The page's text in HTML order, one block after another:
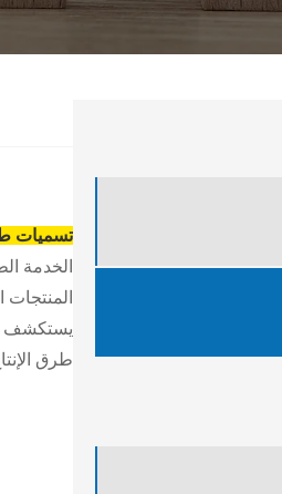
تسميات
الخدمة
يستكشف
طرق